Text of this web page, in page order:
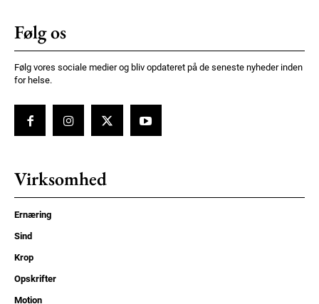
Følg os
Følg vores sociale medier og bliv opdateret på de seneste nyheder inden
for helse.
Virksomhed
Ernæring
Sind
Krop
Opskrifter
Motion